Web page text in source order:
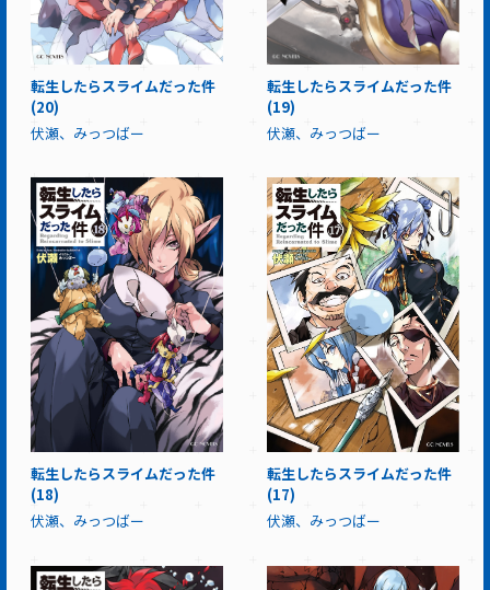
転生したらスライムだった件
(20)
伏瀬、みっつばー
転生したらスライムだった件
(19)
伏瀬、みっつばー
転生したらスライムだった件
(18)
伏瀬、みっつばー
転生したらスライムだった件
(17)
伏瀬、みっつばー